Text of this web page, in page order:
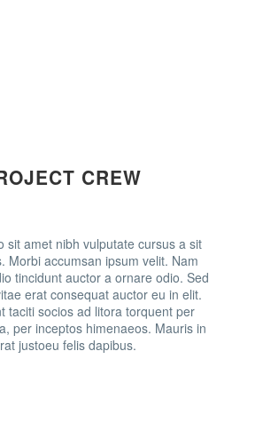
CREW
sit amet nibh vulputate cursus a sit
Morbi accumsan ipsum velit. Nam
tincidunt auctor a ornare odio. Sed
erat consequat auctor eu in elit.
taciti socios ad litora torquent per
per inceptos himenaeos. Mauris in
justoeu felis dapibus.